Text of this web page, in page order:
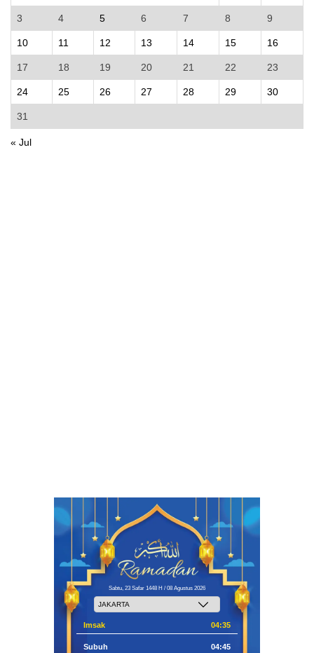
3 4 5 6 7 8 9
10 11 12 13 14 15 16
17 18 19 20 21 22 23
24 25 26 27 28 29 30
31
« Jul
Sabtu, 23 Safar 1448 H / 08 Agustus 2026
Imsak 04:35
Subuh 04:45